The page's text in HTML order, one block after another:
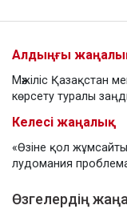
Алдыңғы
Мәжіліс Қазақстан
көрсету туралы
Келесі жаңалық
«Өзіне қол
лудомания